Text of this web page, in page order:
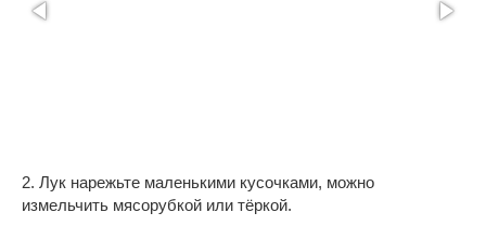
2. Лук нарежьте маленькими кусочками, можно
измельчить мясорубкой или тёркой.